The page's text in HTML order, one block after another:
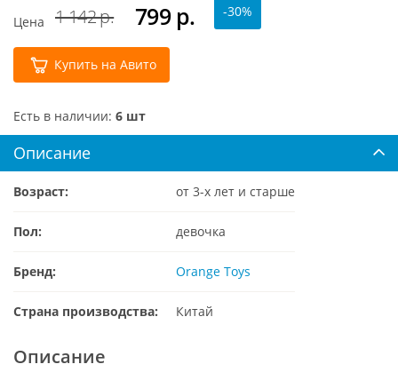
Цена 1 142 р. 799 р. -30%
Купить на Авито
Есть в наличии: 6 шт
Описание
Возраст: от 3-х лет и старше
Пол: девочка
Бренд: Orange Toys
Страна производства: Китай
Описание